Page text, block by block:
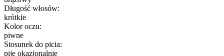
Długość włosów:
krótkie
Kolor oczu:
piwne
Stosunek do picia:
piję okazjonalnie